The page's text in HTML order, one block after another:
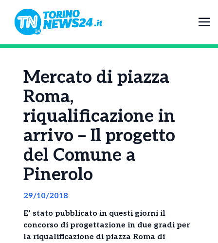
Mercato di piazza
Roma,
riqualificazione in
arrivo – Il progetto
del Comune a
Pinerolo
29/10/2018
E’ stato pubblicato in questi giorni il
concorso di progettazione in due gradi per
la riqualificazione di piazza Roma di